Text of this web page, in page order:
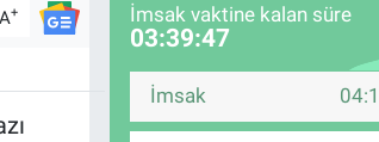
A+
İmsak vaktine kalan süre
03:39:46
İmsak